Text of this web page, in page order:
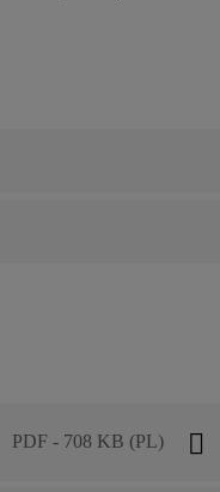
PDF - 708 KB (PL)